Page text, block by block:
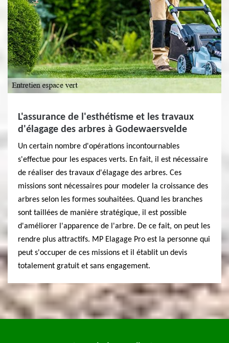
L'assurance de l'esthétisme et les travaux
d'élagage des arbres à Godewaersvelde
Un certain nombre d'opérations incontournables
s'effectue pour les espaces verts. En fait, il est nécessaire
de réaliser des travaux d'élagage des arbres. Ces
missions sont nécessaires pour modeler la croissance des
arbres selon les formes souhaitées. Quand les branches
sont taillées de manière stratégique, il est possible
d'améliorer l'apparence de l'arbre. De ce fait, on peut les
rendre plus attractifs. MP Elagage Pro est la personne qui
peut s'occuper de ces missions et il établit un devis
totalement gratuit et sans engagement.